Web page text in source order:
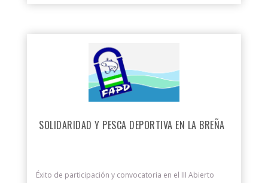
SOLIDARIDAD Y PESCA DEPORTIVA EN LA BREÑA
Éxito de participación y convocatoria en el III Abierto